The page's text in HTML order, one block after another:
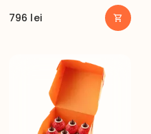
796 lei